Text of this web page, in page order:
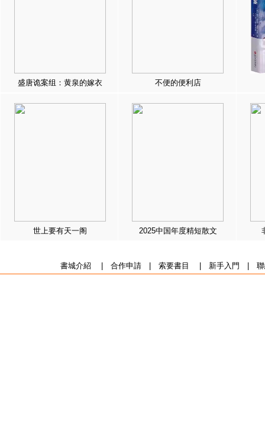
盛唐诡案组：黄泉的嫁衣 不便的便利店
世上要有天一阁 2025中国年度精短散文
書城介紹 合作申請| 索要書目 新手入門